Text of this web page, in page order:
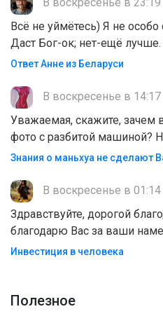
В воскресенье в 23:19
Всё не уймётесь) Я не
Даст Бог-ок; нет-ещё
Ответ Анне из Беларуси
В воскресенье в 14:17
Уважаемая, скажите, зачем
фото с разбитой машиной?
Знания о маньхуа не сделают
В воскресенье в 01:14
Здравствуйте, дорогой
благодарю Вас за ваши
Инвестиция в человека
Полезноe